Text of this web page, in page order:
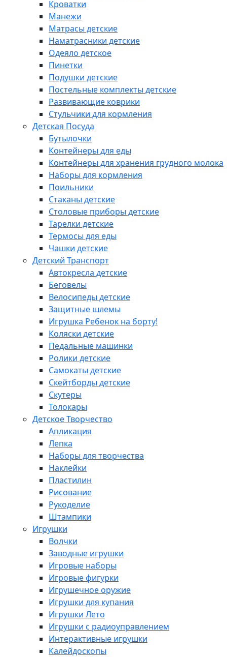
Кроватки
Манежи
Матрасы детские
Наматрасники детские
Одеяло детское
Пинетки
Подушки детские
Постельные комплекты детские
Развивающие коврики
Стульчики для кормления
Детская Посуда
Бутылочки
Контейнеры для еды
Контейнеры для хранения грудного молока
Наборы для кормления
Поильники
Стаканы детские
Столовые приборы детские
Тарелки детские
Термосы для еды
Чашки детские
Детский Транспорт
Автокресла детские
Беговелы
Велосипеды детские
Защитные шлемы
Игрушка Ребенок на борту!
Коляски детские
Педальные машинки
Ролики детские
Самокаты детские
Скейтборды детские
Скутеры
Толокары
Детское Творчество
Апликация
Лепка
Наборы для творчества
Наклейки
Пластилин
Рисование
Рукоделие
Штампики
Игрушки
Волчки
Заводные игрушки
Игровые наборы
Игровые фигурки
Игрушечное оружие
Игрушки для купания
Игрушки Лето
Игрушки с радиоуправлением
Интерактивные игрушки
Калейдоскопы